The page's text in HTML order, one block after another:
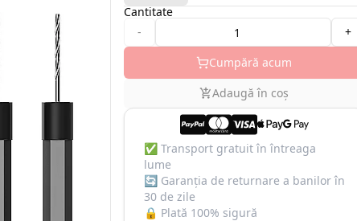
Cantitate
-
+
Cumpără acum
Adaugă în coș
✅ Transport gratuit în întreaga
lume
🔄 Garanția de returnare a banilor în
30 de zile
🔒 Plată 100% sigură